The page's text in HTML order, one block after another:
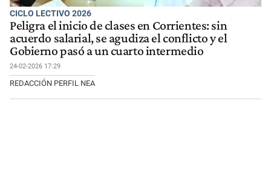
CICLO LECTIVO 2026
Peligra el inicio de clases en Corrientes: sin
acuerdo salarial, se agudiza el conflicto y el
Gobierno pasó a un cuarto intermedio
24-02-2026 17:29
REDACCIÓN PERFIL NEA